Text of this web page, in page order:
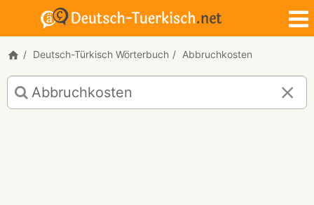
Deutsch-Türkisch Wörterbuch Abbruchkosten
Deutsch-
Türkisch
Übersetzung